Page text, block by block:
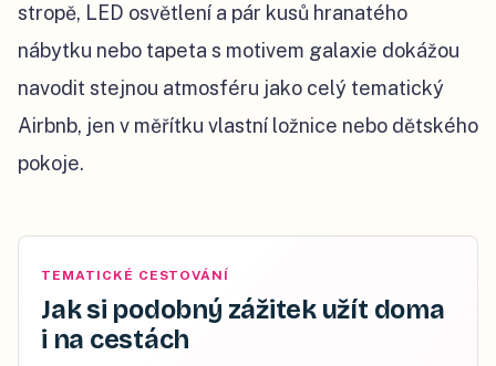
stropě, LED osvětlení a pár kusů hranatého
nábytku nebo tapeta s motivem galaxie dokážou
navodit stejnou atmosféru jako celý tematický
Airbnb, jen v měřítku vlastní ložnice nebo dětského
pokoje.
TEMATICKÉ CESTOVÁNÍ
Jak si podobný zážitek užít doma
i na cestách